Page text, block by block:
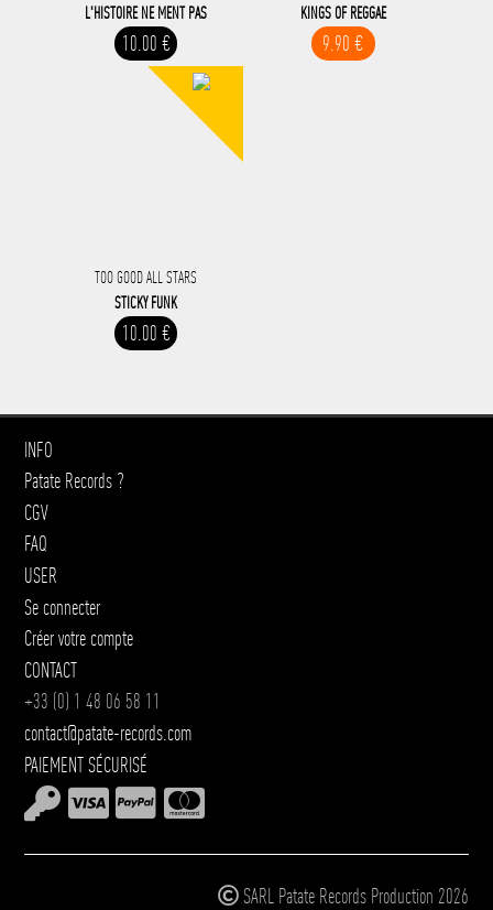
L'HISTOIRE NE MENT PAS
10.00 €
KINGS OF REGGAE
9.90 €
TOO GOOD ALL STARS
STICKY FUNK
10.00 €
INFO
Patate Records ?
CGV
FAQ
USER
Se connecter
Créer votre compte
CONTACT
+33 (0) 1 48 06 58 11
contact@patate-records.com
PAIEMENT SÉCURISÉ
SARL Patate Records Production 2026